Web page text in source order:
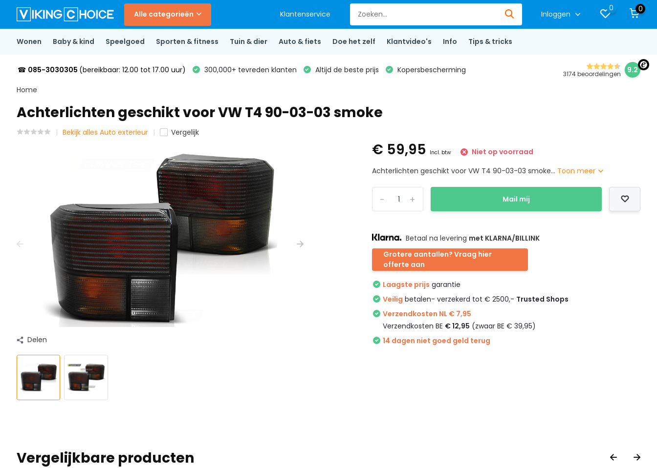
Alle categorieën Klantenservice Inloggen
0 0
Wonen Baby & kind Speelgoed Sporten & fitness Tuin & dier Auto & fiets Doe het zelf Klantvideo's Info Tips & tricks
☎ 085-3030305 (bereikbaar: 12.00 tot 17.00 uur) 300,000+ tevreden klanten Altijd de beste prijs Kopersbescherming 3174 beoordelingen 9.2
Home
Achterlichten geschikt voor VW T4 90-03-03 smoke
Bekijk alles Auto exterieur Vergelijk
Delen
€ 59,95 Incl. btw
Niet op voorraad
Achterlichten geschikt voor VW T4 90-03-03 smoke... Toon meer
+
- Mail mij
Betaal na levering met KLARNA/BILLINK
Grotere aantallen? Vraag hier
offerte aan
Laagste prijs garantie
Veilig betalen- verzekerd tot € 2500,- Trusted Shops
Verzendkosten NL € 7,95
Verzendkosten BE € 12,95 (zwaar BE € 39,95)
14 dagen niet goed geld terug
Vergelijkbare producten